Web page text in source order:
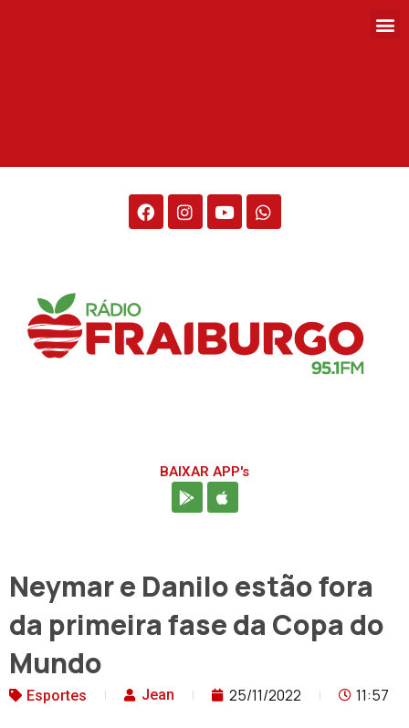
BAIXAR APP's
Neymar e Danilo estão fora
da primeira fase da Copa do
Mundo
Esportes Jean 25/11/2022 11:57